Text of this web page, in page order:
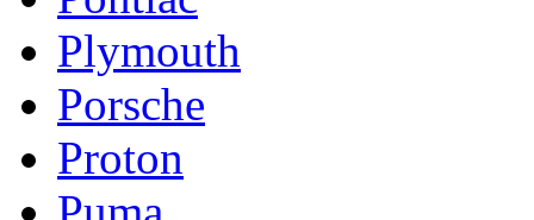
Plymouth
Porsche
Proton